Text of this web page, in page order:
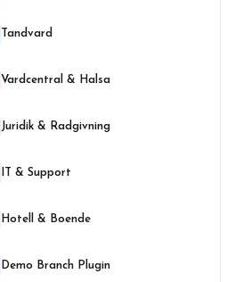
Tandvard
Vardcentral & Halsa
Juridik & Radgivning
IT & Support
Hotell & Boende
Demo Branch Plugin